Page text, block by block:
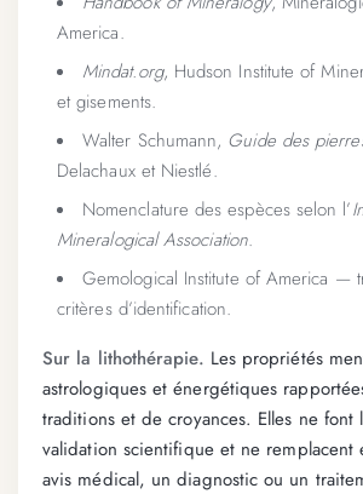
America.
Mindat.org, Hudson Institute of
et gisements.
Walter Schumann, Guide des
Delachaux et Niestlé.
Nomenclature des espèces selon l’
Mineralogical Association.
Gemological Institute of America —
critères d’identification.
Sur la lithothérapie. Les propriétés
astrologiques et énergétiques
traditions et de croyances. Elles ne font
validation scientifique et ne remplacent
avis médical, un diagnostic ou un